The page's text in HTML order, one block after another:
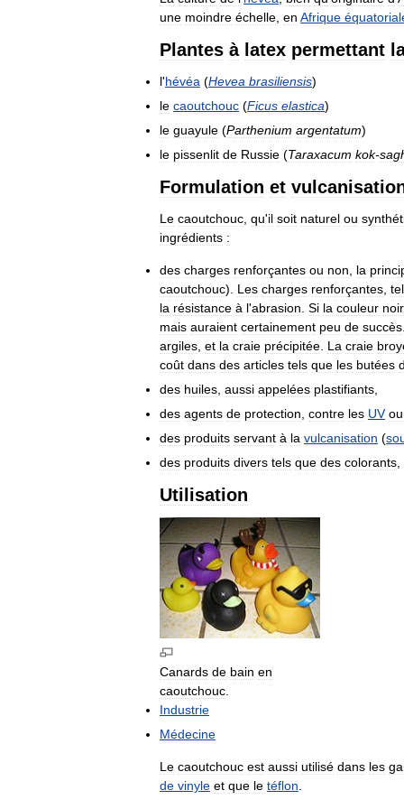
une moindre échelle en Afrique
Plantes à latex permettant
l'hévéa (Hevea brasiliensis)
le caoutchouc (Ficus elastica)
le guayule (Parthenium argentatum)
le pissenlit de Russie (Taraxacum kok-
Formulation et
Le caoutchouc qu'il soit naturel ou
ingrédients :
des charges renforçantes ou non la
caoutchouc). Les charges renforçantes
la résistance à l'abrasion Si la couleur
mais auraient certainement peu de succès
argiles et la craie précipitée La craie
coût dans des articles tels que les butées
des huiles aussi appelées plastifiants
des agents de protection contre les UV ou
des produits servant à la vulcanisation (
des produits divers tels que des colorants
Utilisation
Canards de bain en
caoutchouc
Industrie
Médecine
Le caoutchouc est aussi utilisé dans les
de vinyle et que le téflon